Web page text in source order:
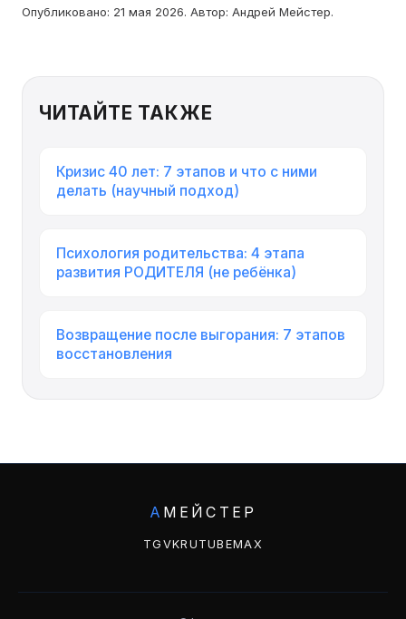
Опубликовано: 21 мая 2026. Автор: Андрей Мейстер.
ЧИТАЙТЕ ТАКЖЕ
Кризис 40 лет: 7 этапов и что с ними
делать (научный подход)
Психология родительства: 4 этапа
развития РОДИТЕЛЯ (не ребёнка)
Возвращение после выгорания: 7 этапов
восстановления
А МЕЙСТЕР
TG VKRUTUBEMAX